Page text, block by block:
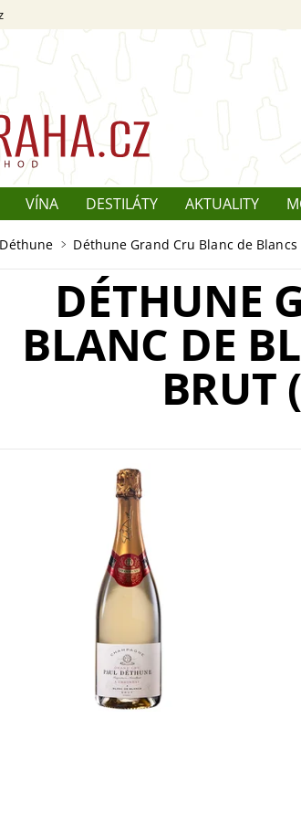
VÍNA DESTILÁTY AKTUALITY
Déthune Grand Cru Blanc de
DÉTHUNE
BLANC DE
BRUT